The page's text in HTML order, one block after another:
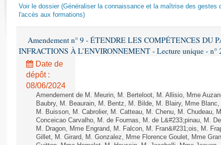
Rapports législatifs
Rapports sur l'application des lois
Baromètre de l’application des lois
Dossiers législatifs
Budget et sécurité sociale
Questions écrites et orales
Comptes rendus des débats
Voir le dossier (Généraliser la connaissance et la maîtrise des gestes
l'accès aux formations)
Amendement n° 9 - ÉTENDRE LES COMPÉTENCES DU
INFRACTIONS À L’ENVIRONNEMENT - Lecture unique - n°
Date de
dépôt :
08/06/2024
Amendement de M. Meurin, M. Berteloot, M. Allisio, Mme
Baubry, M. Beaurain, M. Bentz, M. Bilde, M. Blairy, Mme
M. Buisson, M. Cabrolier, M. Catteau, M. Chenu, M. Chudeau,
Conceicao Carvalho, M. de Fournas, M. de L&#233;pinau, M.
M. Dragon, Mme Engrand, M. Falcon, M. Fran&#231;ois, M.
Gillet, M. Girard, M. Gonzalez, Mme Florence Goulet, Mme